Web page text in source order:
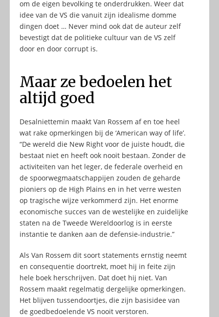
om de eigen bevolking te onderdrukken. Weer dat
idee van de VS die vanuit zijn idealisme domme
dingen doet … Never mind ook dat de auteur zelf
bevestigt dat de politieke cultuur van de VS zelf
door en door corrupt is.
Maar ze bedoelen het
altijd goed
Desalniettemin maakt Van Rossem af en toe heel
wat rake opmerkingen bij de ‘American way of life’.
“De wereld die New Right voor de juiste houdt, die
bestaat niet en heeft ook nooit bestaan. Zonder de
activiteiten van het leger, de federale overheid en
de spoorwegmaatschappijen zouden de geharde
pioniers op de High Plains en in het verre westen
op tragische wijze verkommerd zijn. Het enorme
economische succes van de westelijke en zuidelijke
staten na de Tweede Wereldoorlog is in eerste
instantie te danken aan de defensie-industrie.”
Als Van Rossem dit soort statements ernstig neemt
en consequentie doortrekt, moet hij in feite zijn
hele boek herschrijven. Dat doet hij niet. Van
Rossem maakt regelmatig dergelijke opmerkingen.
Het blijven tussendoortjes, die zijn basisidee van
de goedbedoelende VS nooit verstoren.